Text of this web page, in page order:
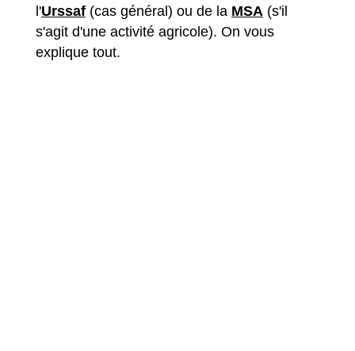
l'Urssaf (cas général) ou de la MSA (s'il
s'agit d'une activité agricole). On vous
explique tout.